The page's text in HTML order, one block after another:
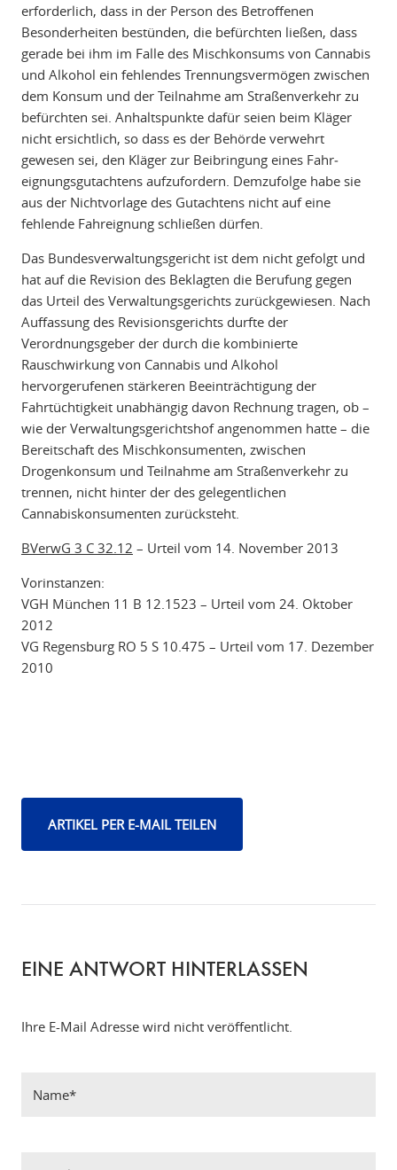
erforderlich, dass in der Person des Betroffenen
Besonderheiten bestünden, die befürchten ließen, dass
gerade bei ihm im Falle des Mischkonsums von Cannabis
und Alkohol ein fehlendes Trennungsvermögen zwischen
dem Konsum und der Teilnahme am Straßenverkehr zu
befürchten sei. Anhaltspunkte dafür seien beim Kläger
nicht ersichtlich, so dass es der Behörde verwehrt
gewesen sei, den Kläger zur Beibringung eines Fahr­
eignungs­gutachtens aufzufordern. Demzufolge habe sie
aus der Nichtvorlage des Gutachtens nicht auf eine
fehlende Fahreignung schließen dürfen.
Das Bundesverwaltungsgericht ist dem nicht gefolgt und
hat auf die Revision des Beklagten die Berufung gegen
das Urteil des Verwaltungsgerichts zurückgewiesen. Nach
Auffassung des Revisionsgerichts durfte der
Verordnungsgeber der durch die kombinierte
Rauschwirkung von Cannabis und Alkohol
hervorgerufenen stärkeren Beeinträchtigung der
Fahrtüchtigkeit unabhängig davon Rechnung tragen, ob –
wie der Verwaltungsgerichtshof angenommen hatte – die
Bereitschaft des Mischkonsumenten, zwischen
Drogenkonsum und Teilnahme am Straßenverkehr zu
trennen, nicht hinter der des gelegentlichen
Cannabiskonsumenten zurücksteht.
BVerwG 3 C 32.12 – Urteil vom 14. November 2013
Vorinstanzen:
VGH München 11 B 12.1523 – Urteil vom 24. Oktober
2012
VG Regensburg RO 5 S 10.475 – Urteil vom 17. Dezember
2010
ARTIKEL PER E-MAIL TEILEN
EINE ANTWORT HINTERLASSEN
Ihre E-Mail Adresse wird nicht veröffentlicht.